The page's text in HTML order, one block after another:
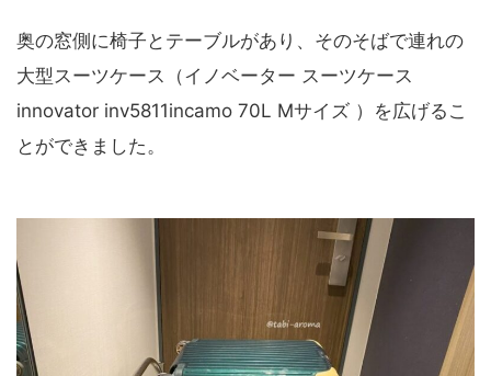
奥の窓側に椅子とテーブルがあり、そのそばで連れの
大型スーツケース（イノベーター スーツケース
innovator inv5811incamo 70L Mサイズ ）を広げるこ
とができました。